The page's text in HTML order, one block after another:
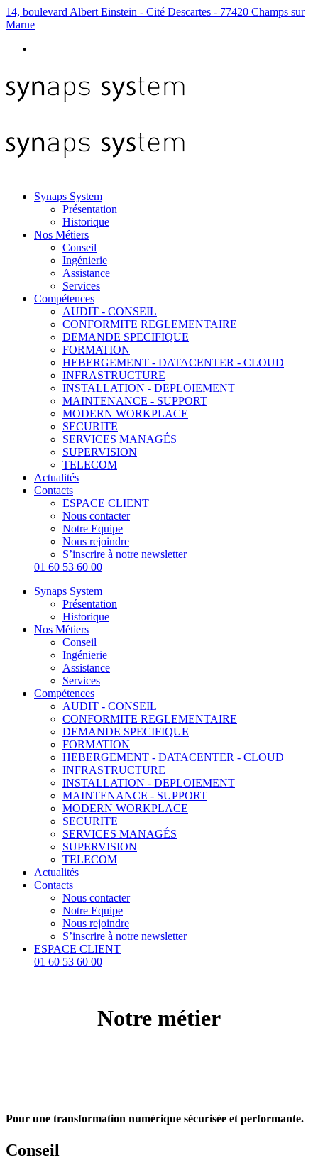
14, boulevard Albert Einstein - Cité Descartes - 77420 Champs sur
Marne
Synaps System
Présentation
Historique
Nos Métiers
Conseil
Ingénierie
Assistance
Services
Compétences
AUDIT - CONSEIL
CONFORMITE REGLEMENTAIRE
DEMANDE SPECIFIQUE
FORMATION
HEBERGEMENT - DATACENTER - CLOUD
INFRASTRUCTURE
INSTALLATION - DEPLOIEMENT
MAINTENANCE - SUPPORT
MODERN WORKPLACE
SECURITE
SERVICES MANAGÉS
SUPERVISION
TELECOM
Actualités
Contacts
ESPACE CLIENT
Nous contacter
Notre Equipe
Nous rejoindre
S’inscrire à notre newsletter
01 60 53 60 00
Synaps System
Présentation
Historique
Nos Métiers
Conseil
Ingénierie
Assistance
Services
Compétences
AUDIT - CONSEIL
CONFORMITE REGLEMENTAIRE
DEMANDE SPECIFIQUE
FORMATION
HEBERGEMENT - DATACENTER - CLOUD
INFRASTRUCTURE
INSTALLATION - DEPLOIEMENT
MAINTENANCE - SUPPORT
MODERN WORKPLACE
SECURITE
SERVICES MANAGÉS
SUPERVISION
TELECOM
Actualités
Contacts
Nous contacter
Notre Equipe
Nous rejoindre
S’inscrire à notre newsletter
ESPACE CLIENT
01 60 53 60 00
Notre métier
Pour une transformation numérique sécurisée et performante.
Conseil